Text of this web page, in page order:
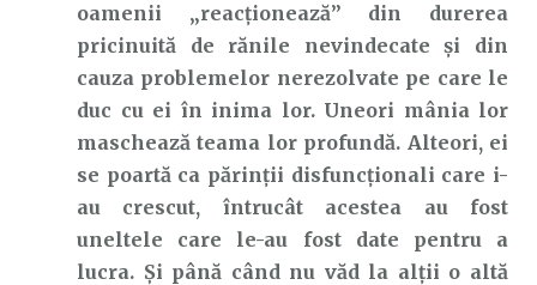
oamenii „reacționează” din durerea
pricinuită de rănile nevindecate și din
cauza problemelor nerezolvate pe care le
duc cu ei în inima lor. Uneori mânia lor
maschează teama lor profundă. Alteori, ei
se poartă ca părinții disfuncționali care i-
au crescut, întrucât acestea au fost
uneltele care le-au fost date pentru a
lucra. Și până când nu văd la alții o altă